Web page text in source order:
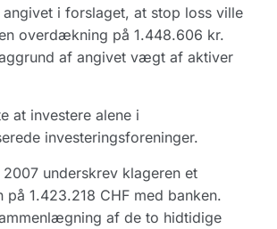
i forslaget, at stop loss ville
overdækning på 1.448.606 kr.
af angivet vægt af aktiver
at investere alene i
investeringsforeninger.
underskrev klageren et
på 1.423.218 CHF med banken.
af de to hidtidige